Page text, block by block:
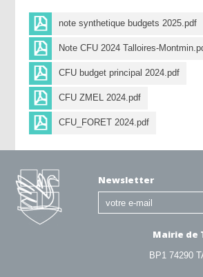
note synthetique budgets 2025.pdf
Note CFU 2024 Talloires-
CFU budget principal 2024.pdf
CFU ZMEL 2024.pdf
CFU_FORET 2024.pdf
Newsletter
Mairie de
BP1 74290